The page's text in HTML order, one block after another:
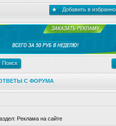
Добавить в
Поиск
С ФОРУМА
Реклама на сайте